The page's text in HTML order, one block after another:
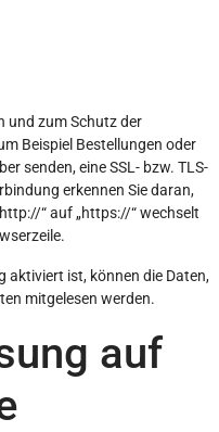
und zum Schutz der
Beispiel Bestellungen oder
senden, eine SSL- bzw. TLS-
erkennen Sie daran,
“ auf „https://“ wechselt
aktiviert ist, können die Daten,
mitgelesen werden.
auf